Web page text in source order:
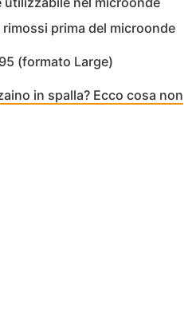
prima del microonde
(formato Large)
in spalla? Ecco cosa non